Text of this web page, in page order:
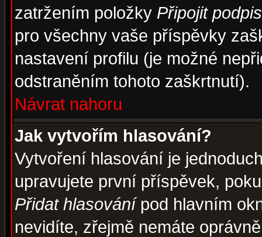
zatržením položky Připojit podpis
pro všechny vaše příspěvky
nastavení profilu (je možné
odstraněním tohoto zaškrtnutí).
Návrat nahoru
Jak vytvořím hlasování?
Vytvoření hlasování je
upravujete první příspěvek,
Přidat hlasovánípod hlavním
nevidíte, zřejmě nemáte